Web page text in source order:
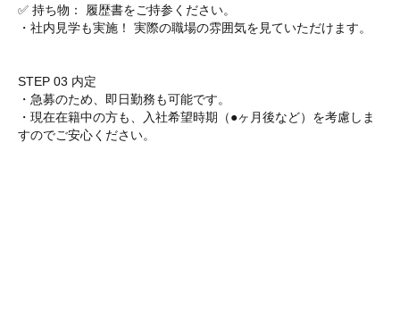
✅ 持ち物： 履歴書をご持参ください。
・社内見学も実施！ 実際の職場の雰囲気を見ていただけます。
STEP 03 内定
・急募のため、即日勤務も可能です。
・現在在籍中の方も、入社希望時期（●ヶ月後など）を考慮しま
すのでご安心ください。